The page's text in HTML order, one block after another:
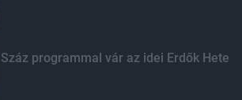
Száz programmal vár az idei Erdők Hete